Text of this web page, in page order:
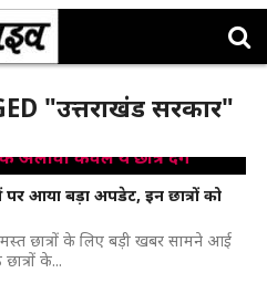
"उत्तराखंड सरकार"
पर आया बड़ा अपडेट, इन छात्रों को
छात्रों के लिए बड़ी खबर सामने आई
के...